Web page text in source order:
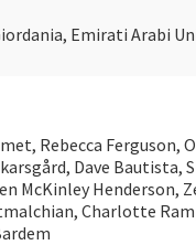
Emirati Arabi
Rebecca Ferguson,
Dave Bautista,
McKinley Henderson,
Charlotte